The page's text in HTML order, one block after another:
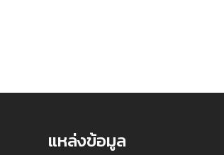
แหล่งข้อมูล